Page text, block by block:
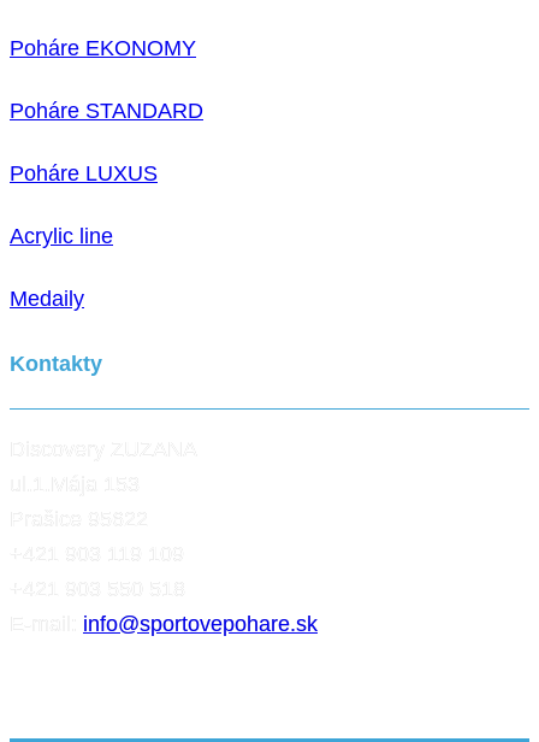
Poháre EKONOMY
Poháre STANDARD
Poháre LUXUS
Acrylic line
Medaily
Kontakty
info@sportovepohare.sk